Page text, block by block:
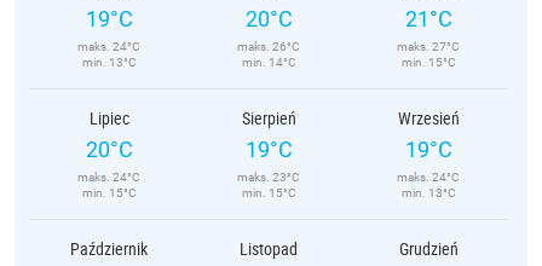
19°C
maks. 24°C
min. 13°C
20°C
maks. 26°C
min. 14°C
21°C
maks. 27°C
min. 15°C
Lipiec
20°C
maks. 24°C
min. 15°C
Sierpień
19°C
maks. 23°C
min. 15°C
Wrzesień
19°C
maks. 24°C
min. 13°C
Październik Listopad Grudzień